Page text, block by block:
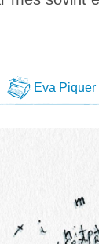
Eva Piquer